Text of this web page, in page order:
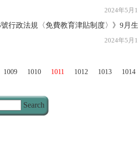
年5月10
號行政法規〈免費教育津貼制度〉》9月
年5月10
1009 1010 1011 1012 1013 1014
Search